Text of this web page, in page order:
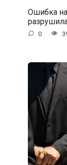
Ошибка
0